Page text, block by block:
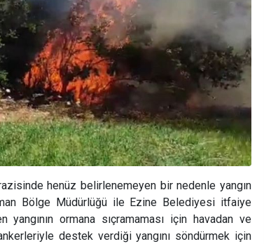
henüz belirlenemeyen bir nedenle yangın
Bölge Müdürlüğü ile Ezine Belediyesi itfaiye
ormana sıçramaması için havadan ve
destek verdiği yangını söndürmek için